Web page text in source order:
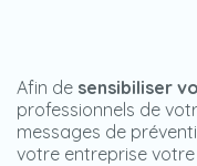
Afin de sensibiliser
professionnels de
messages de
votre entreprise votre